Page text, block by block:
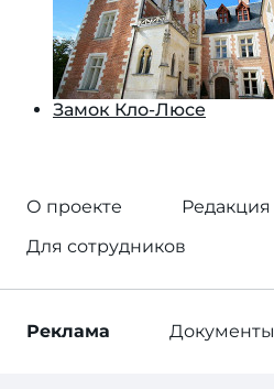
Замок Кло-Люсе
О проекте
Редакция
Для сотрудников
Реклама Документы